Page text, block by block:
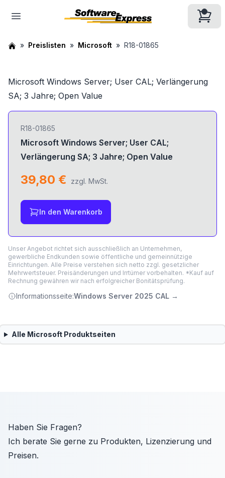
Preislisten Microsoft R18-01865
Microsoft Windows Server; User CAL; Verlängerung
SA; 3 Jahre; Open Value
R18-01865
Microsoft Windows Server; User CAL;
Verlängerung SA; 3 Jahre; Open Value
39,80 € zzgl. MwSt.
In den Warenkorb
Unser Angebot richtet sich ausschließlich an Unternehmen,
gewerbliche Endkunden sowie öffentliche und gemeinnützige
Einrichtungen. Alle Preise verstehen sich netto zzgl. gesetzlicher
Mehrwertsteuer. Preisänderungen und Irrtümer vorbehalten. *Kauf auf
Rechnung gewähren wir nach erfolgreicher Bonitätsprüfung.
Informationsseite:Windows Server 2025 CAL →
Alle MicrosoftProduktseiten
Haben Sie Fragen?
Ich berate Sie gerne zu Produkten, Lizenzierung und
Preisen.